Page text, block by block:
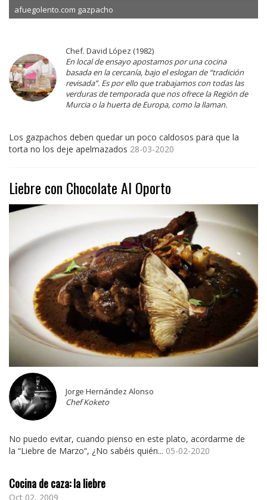
afuegolento.com gazpacho
Chef. David López (1982)
En local de ensayo apostamos por una cocina
basada en la cercanía, bajo el eslogan de “tradición
revisada”. Es por ello que trabajamos con todas las
verduras de temporada que nos ofrece la Región de
Murcia o la huerta de Europa, como la llaman.
Los gazpachos deben quedar un poco caldosos para que la
torta no los deje apelmazados 28-03-2020
Liebre con Chocolate Al Oporto
Jorge Hernández Alonso
Chef Koketo
No puedo evitar, cuando pienso en este plato, acordarme de
la “Liebre de Marzo“, ¿No sabéis quién... 05-02-2020
Cocina de caza: la liebre
Oct 02, 2009